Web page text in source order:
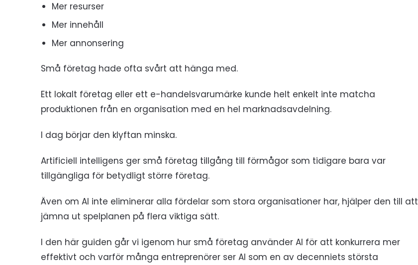
Mer resurser
Mer innehåll
Mer annonsering
Små företag hade ofta svårt att hänga med.
Ett lokalt företag eller ett e-handelsvarumärke kunde helt enkelt inte matcha
produktionen från en organisation med en hel marknadsavdelning.
I dag börjar den klyftan minska.
Artificiell intelligens ger små företag tillgång till förmågor som tidigare bara var
tillgängliga för betydligt större företag.
Även om AI inte eliminerar alla fördelar som stora organisationer har, hjälper den till att
jämna ut spelplanen på flera viktiga sätt.
I den här guiden går vi igenom hur små företag använder AI för att konkurrera mer
effektivt och varför många entreprenörer ser AI som en av decenniets största